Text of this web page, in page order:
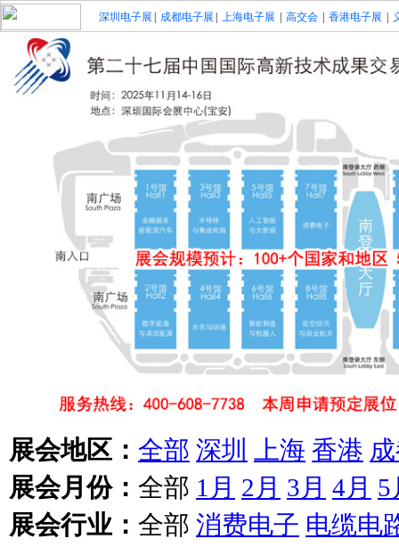
深圳电子展 成都电子展 上海电子展 高交会 香港电子展
展会地区： 全部 深圳 上海 香港
展会月份： 全部 1月 2月 3月 4月 5
展会行业： 全部 消费电子 电缆电